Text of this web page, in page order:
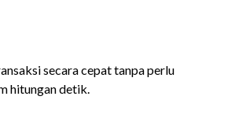
secara cepat tanpa perlu
hitungan detik.